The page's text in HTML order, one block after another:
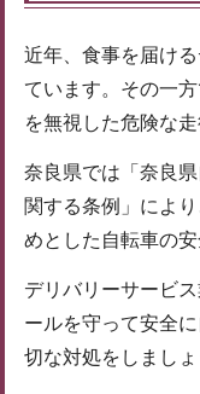
近年、食事を届け
ています。その一
を無視した危険な
奈良県では「奈良
関する条例」によ
めとした自転車の
デリバリーサービ
ールを守って安全
切な対処をしましょ